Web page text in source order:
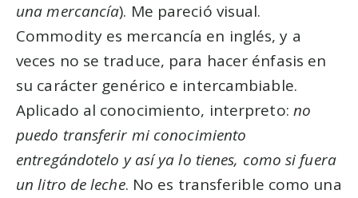
una mercancía). Me pareció visual.
Commodity es mercancía en inglés, y a
veces no se traduce, para hacer énfasis en
su carácter genérico e intercambiable.
Aplicado al conocimiento, interpreto: no
puedo transferir mi conocimiento
entregándotelo y así ya lo tienes, como si fuera
un litro de leche. No es transferible como una